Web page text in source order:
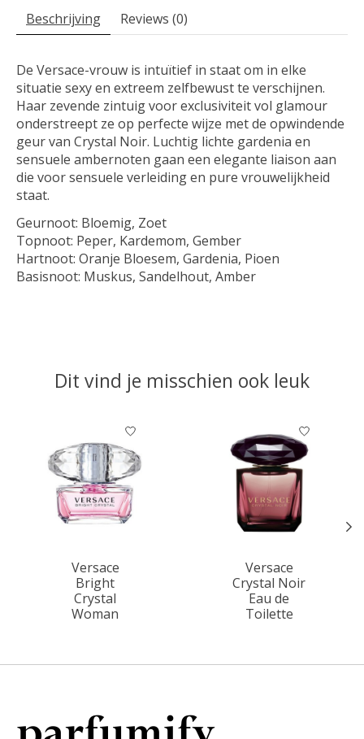
Beschrijving Reviews (0)
De Versace-vrouw is intuïtief in staat om in elke
situatie sexy en extreem zelfbewust te verschijnen.
Haar zevende zintuig voor exclusiviteit vol glamour
onderstreept ze op perfecte wijze met de opwindende
geur van Crystal Noir. Luchtig lichte gardenia en
sensuele ambernoten gaan een elegante liaison aan
die voor sensuele verleiding en pure vrouwelijkheid
staat.
Geurnoot: Bloemig, Zoet
Topnoot: Peper, Kardemom, Gember
Hartnoot: Oranje Bloesem, Gardenia, Pioen
Basisnoot: Muskus, Sandelhout, Amber
Dit vind je misschien ook leuk
Items van productcarrousel
Versace
Bright
Crystal
Woman
Versace
Crystal Noir
Eau de
Toilette